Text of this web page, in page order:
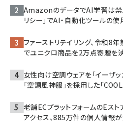
AmazonのデータでAI学習は禁
リシー」でAI・自動化ツールの
ファーストリテイリング、令和8
でユニクロ商品を2万点寄贈を
女性向け空調ウェアを「イーザ
「空調風神服」を採用した「
老舗ECプラットフォームのEスト
アクセス、885万件の個人情報